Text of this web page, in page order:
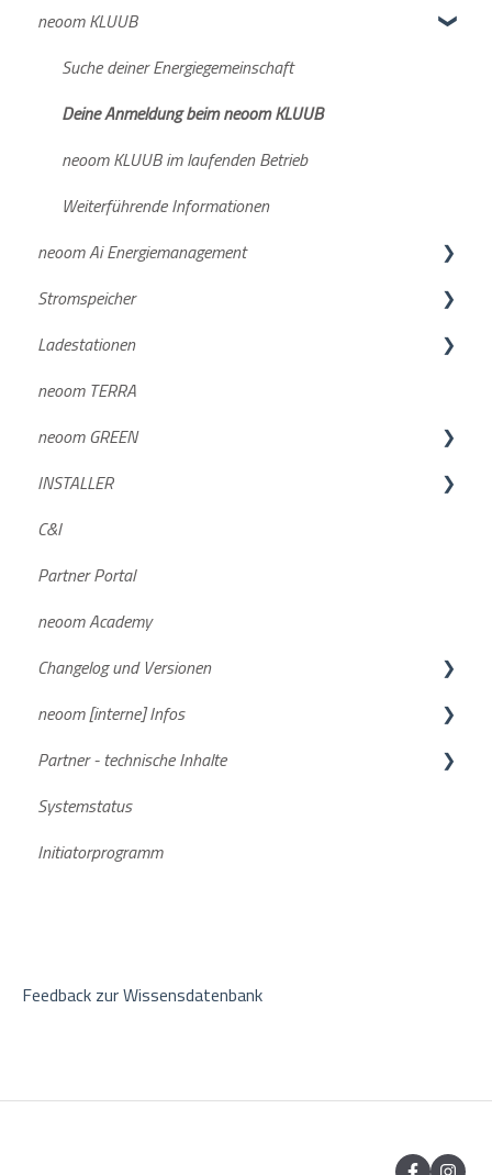
neoom APP
Netzanmeldung
neoom KLUUB
Suche deiner Energiegemeinschaft
Deine Anmeldung beim neoom KLUUB
neoom KLUUB im laufenden Betrieb
Weiterführende Informationen
neoom Ai Energiemanagement
Neuigkeiten und wichtige Infos
Funktionsbeschreibungen
Konfigurationsanleitungen
Preismodell
BEAAM
Sustainability
Häufige Fragen
Datenaufzeichnung
Stromspeicher
KJUUBE NEA / Solax
Batterien
Wechselrichter
BLOKK
Häufige Fragen
Dokumente/Unterlagen
NEEO
STAAK und STAAK Eco
Allgemein
Smartmeter
Ladestationen
BOXX & BOOGIE
Compleo SOLO N & SOLO N+
Häufige Fragen
Charger PRO neoom edition
neoom TERRA
neoom GREEN
GREEN DE
GREEN AT
INSTALLER
Geräteintegration
C&I
Partner Portal
neoom Academy
Changelog und Versionen
BEAAM Software
neoom App
Aktuelle Software Versionen
neoom [interne] Infos
FAQs
Partner - technische Inhalte
Stromspeicher
Systemstatus
Initiatorprogramm
Feedback zur Wissensdatenbank